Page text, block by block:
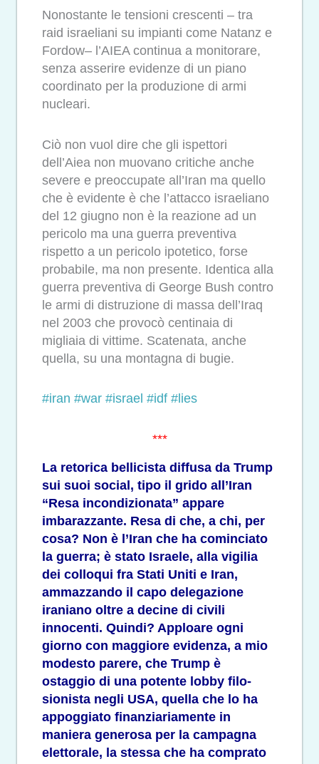
Nonostante le tensioni crescenti – tra
raid israeliani su impianti come Natanz e
Fordow– l’AIEA continua a monitorare,
senza asserire evidenze di un piano
coordinato per la produzione di armi
nucleari.
Ciò non vuol dire che gli ispettori
dell’Aiea non muovano critiche anche
severe e preoccupate all’Iran ma quello
che è evidente è che l’attacco israeliano
del 12 giugno non è la reazione ad un
pericolo ma una guerra preventiva
rispetto a un pericolo ipotetico, forse
probabile, ma non presente. Identica alla
guerra preventiva di George Bush contro
le armi di distruzione di massa dell’Iraq
nel 2003 che provocò centinaia di
migliaia di vittime. Scatenata, anche
quella, su una montagna di bugie.
#iran #war #israel #idf #lies
***
La retorica bellicista diffusa da Trump
sui suoi social, tipo il grido all’Iran
“Resa incondizionata” appare
imbarazzante. Resa di che, a chi, per
cosa? Non è l’Iran che ha cominciato
la guerra; è stato Israele, alla vigilia
dei colloqui fra Stati Uniti e Iran,
ammazzando il capo delegazione
iraniano oltre a decine di civili
innocenti. Quindi? Apploare ogni
giorno con maggiore evidenza, a mio
modesto parere, che Trump è
ostaggio di una potente lobby filo-
sionista negli USA, quella che lo ha
appoggiato finanziariamente in
maniera generosa per la campagna
elettorale, la stessa che ha comprato